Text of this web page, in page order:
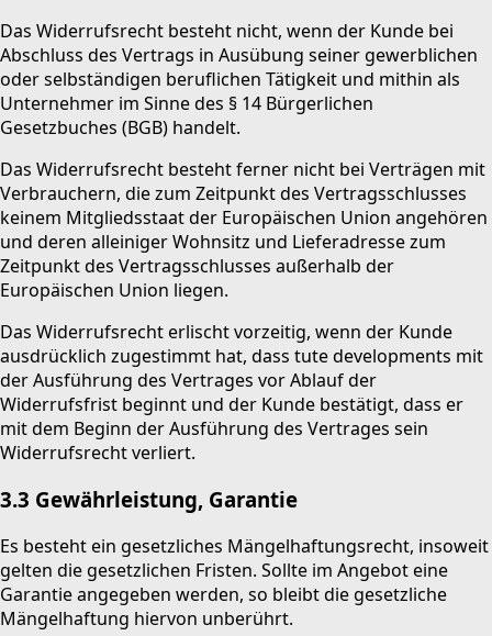
Das Widerrufsrecht besteht nicht, wenn der Kunde bei
Abschluss des Vertrags in Ausübung seiner gewerblichen
oder selbständigen beruflichen Tätigkeit und mithin als
Unternehmer im Sinne des § 14 Bürgerlichen
Gesetzbuches (BGB) handelt.
Das Widerrufsrecht besteht ferner nicht bei Verträgen mit
Verbrauchern, die zum Zeitpunkt des Vertragsschlusses
keinem Mitgliedsstaat der Europäischen Union angehören
und deren alleiniger Wohnsitz und Lieferadresse zum
Zeitpunkt des Vertragsschlusses außerhalb der
Europäischen Union liegen.
Das Widerrufsrecht erlischt vorzeitig, wenn der Kunde
ausdrücklich zugestimmt hat, dass tute developments mit
der Ausführung des Vertrages vor Ablauf der
Widerrufsfrist beginnt und der Kunde bestätigt, dass er
mit dem Beginn der Ausführung des Vertrages sein
Widerrufsrecht verliert.
3.3 Gewährleistung, Garantie
Es besteht ein gesetzliches Mängelhaftungsrecht, insoweit
gelten die gesetzlichen Fristen. Sollte im Angebot eine
Garantie angegeben werden, so bleibt die gesetzliche
Mängelhaftung hiervon unberührt.